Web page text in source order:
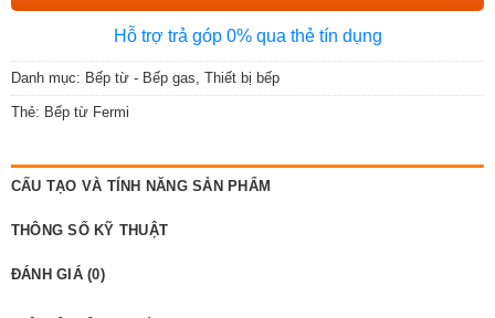
Hỗ trợ trả góp 0% qua thẻ tín dụng
Danh mục: Bếp từ - Bếp gas Thiết bị bếp
Thẻ: Bếp từ Fermi
CẤU TẠO VÀ TÍNH NĂNG SẢN PHẨM
THÔNG SỐ KỸ THUẬT
ĐÁNH GIÁ (0)